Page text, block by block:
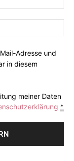
Adresse und
in diesem
meiner Daten
*